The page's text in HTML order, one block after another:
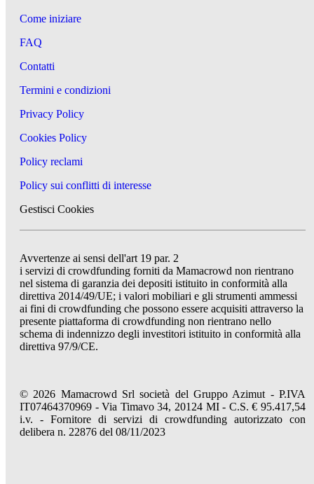
Come iniziare
FAQ
Contatti
Termini e condizioni
Privacy Policy
Cookies Policy
Policy reclami
Policy sui conflitti di interesse
Gestisci Cookies
Avvertenze ai sensi dell'art 19 par. 2
i servizi di crowdfunding forniti da Mamacrowd non rientrano
nel sistema di garanzia dei depositi istituito in conformità alla
direttiva 2014/49/UE; i valori mobiliari e gli strumenti ammessi
ai fini di crowdfunding che possono essere acquisiti attraverso la
presente piattaforma di crowdfunding non rientrano nello
schema di indennizzo degli investitori istituito in conformità alla
direttiva 97/9/CE.
© 2026 Mamacrowd Srl società del Gruppo Azimut - P.IVA
IT07464370969 - Via Timavo 34, 20124 MI - C.S. € 95.417,54
i.v. - Fornitore di servizi di crowdfunding autorizzato con
delibera n. 22876 del 08/11/2023